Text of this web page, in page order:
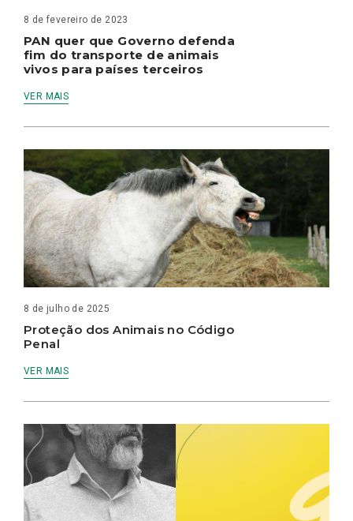
8 de fevereiro de 2023
PAN quer que Governo defenda
fim do transporte de animais
vivos para países terceiros
VER MAIS
8 de julho de 2025
Proteção dos Animais no Código
Penal
VER MAIS